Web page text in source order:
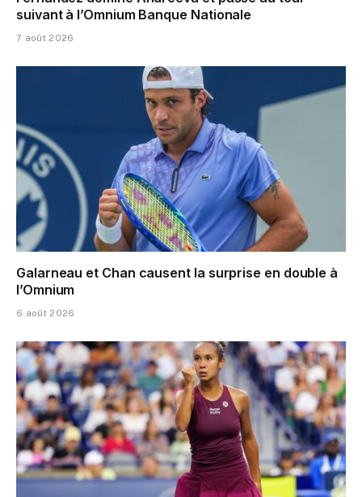
suivant à l’Omnium Banque Nationale
7 août 2026
Galarneau et Chan causent la surprise en double à
l’Omnium
6 août 2026